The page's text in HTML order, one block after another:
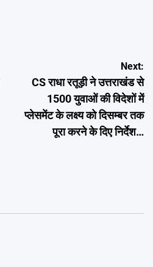
Next:
CS राधा रतूड़ी ने उत्तराखंड से
1500 युवाओं की विदेशों में
प्लेसमेंट के लक्ष्य को दिसम्बर तक
पूरा करने के दिए निर्देश…